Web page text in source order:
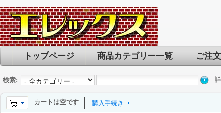
トップページ 商品カテゴリー一覧 ご注
検索:
カートは空です 購入手続き